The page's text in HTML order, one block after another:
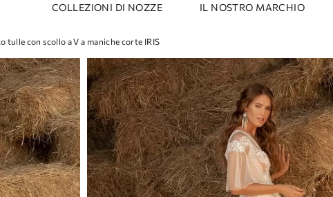
СOLLEZIONI DI NOZZE IL NOSTRO MARCHIO
tulle con scollo a V a maniche corte IRIS